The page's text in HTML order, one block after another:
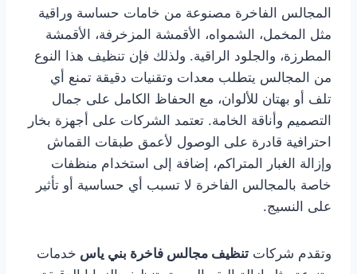
المجالس الفاخرة مصنوعة من خامات حساسة وراقية
مثل المخمل، الشمواه، الأقمشة المزخرفة، الأقمشة
المطرزة، والجلود الراقية. ولذلك فإن تنظيف هذا النوع
من المجالس يتطلب معدات وتقنيات دقيقة تمنع أي
تلف أو بهتان للألوان، مع الحفاظ الكامل على جمال
التصميم وأناقة الخامة. تعتمد الشركات على أجهزة بخار
احترافية قادرة على الوصول لأعمق طبقات القماش
وإزالة الغبار المتراكم، إضافة إلى استخدام منظفات
خاصة بالمجالس الفاخرة لا تسبب أي حساسية أو تأثير
على النسيج.
وتقدم شركات تنظيف مجالس فاخرة بني ياس خدمات